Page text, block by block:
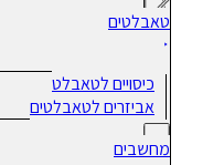
טאבלטים
כיסויים לטאבלט
אביזרים לטאבלטים
מחשבים